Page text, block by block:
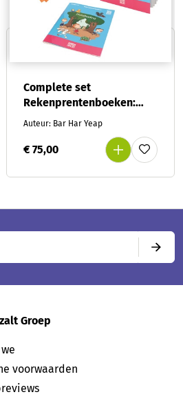
Complete set
Rekenprentenboeken:
Ringband met 6
activiteitenkaarten en 6
prentenboeken voor
Auteur: Bar Har Yeap
€ 75,00
Groep
voorwaarden